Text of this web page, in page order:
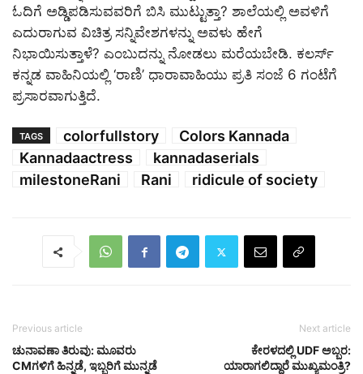
ಓದಿಗೆ ಅಡ್ಡಿಪಡಿಸುವವರಿಗೆ ಬಿಸಿ ಮುಟ್ಟುತ್ತಾ? ಶಾಲೆಯಲ್ಲಿ ಅವಳಿಗೆ
ಎದುರಾಗುವ ವಿಚಿತ್ರ ಸನ್ನಿವೇಶಗಳನ್ನು ಅವಳು ಹೇಗೆ
ನಿಭಾಯಿಸುತ್ತಾಳೆ? ಎಂಬುದನ್ನು ನೋಡಲು ಮರೆಯಬೇಡಿ. ಕಲರ್ಸ್
ಕನ್ನಡ ವಾಹಿನಿಯಲ್ಲಿ ‘ರಾಣಿ’ ಧಾರಾವಾಹಿಯು ಪ್ರತಿ ಸಂಜೆ 6 ಗಂಟೆಗೆ
ಪ್ರಸಾರವಾಗುತ್ತಿದೆ.
TAGS colorfullstory
Colors Kannada
Kannadaactress
kannadaserials
milestoneRani
Rani ridicule of society
Previous article
ಚುನಾವಣಾ ತಿರುವು: ಮೂವರು
CMಗಳಿಗೆ ಹಿನ್ನಡೆ, ಇಬ್ಬರಿಗೆ ಮುನ್ನಡೆ
Next article
ಕೇರಳದಲ್ಲಿ UDF ಅಬ್ಬರ:
ಯಾರಾಗಲಿದ್ದಾರೆ ಮುಖ್ಯಮಂತ್ರಿ?